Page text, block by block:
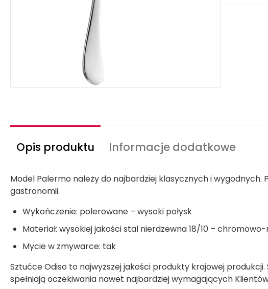
Opis produktu Informacje dodatkowe
Model Palermo należy do najbardziej klasycznych i
gastronomii.
Wykończenie: polerowane – wysoki połysk
Materiał: wysokiej jakości stal nierdzewna 18/10 –
Mycie w zmywarce: tak
Sztućce Odiso to najwyższej jakości produkty krajowej
spełniają oczekiwania nawet najbardziej wymagających